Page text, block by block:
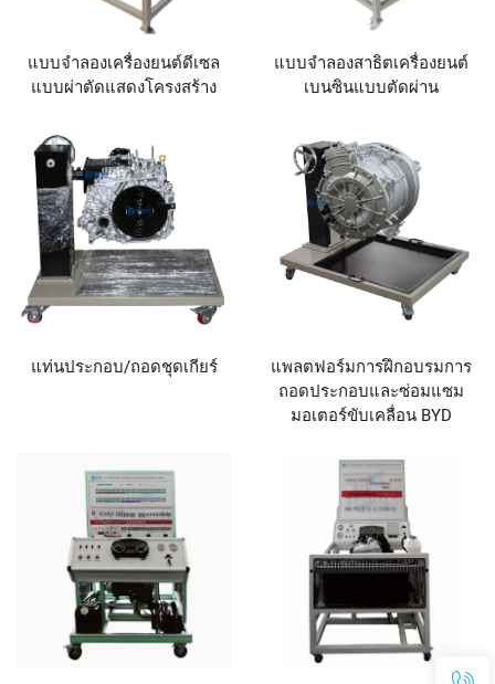
แบบจำลองเครื่องยนต์ดีเซล
แบบผ่าตัดแสดงโครงสร้าง
แบบจำลองสาธิตเครื่องยนต์
เบนซินแบบตัดผ่าน
แท่นประกอบ/ถอดชุดเกียร์
แพลตฟอร์มการฝึกอบรมการ
ถอดประกอบและซ่อมแซม
มอเตอร์ขับเคลื่อน BYD